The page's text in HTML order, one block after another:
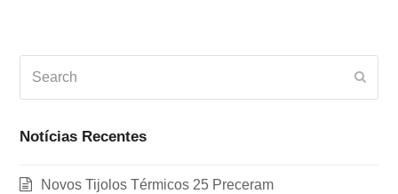
Notícias Recentes
Novos Tijolos Térmicos 25 Preceram